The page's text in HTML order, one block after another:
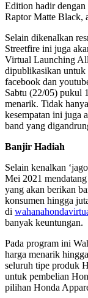
Edition hadir
Raptor Matte Black,
Selain dikenalkan
Streetfire ini juga
Virtual Launching
dipublikasikan untuk
facebook dan
Sabtu (22/05) pukul
menarik. Tidak
kesempatan ini juga
band yang
Banjir Hadiah
Selain kenalkan
Mei 2021
yang akan berikan
konsumen hingga
di
banyak keuntungan.
Pada program ini
harga menarik
seluruh tipe produk
untuk pembelian
pilihan Honda